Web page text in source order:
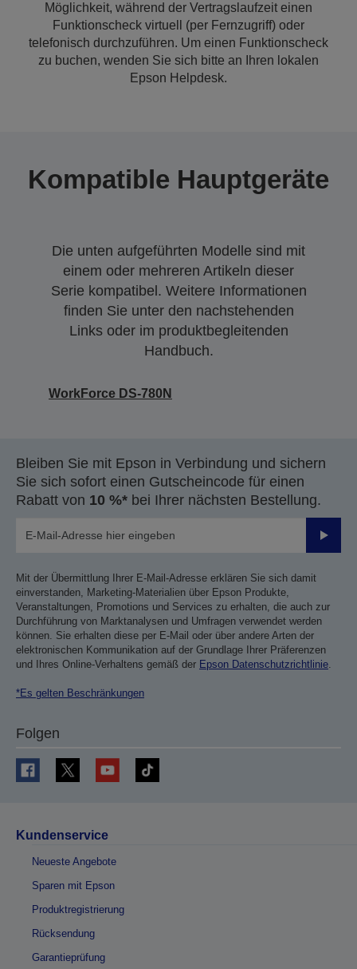
Möglichkeit, während der Vertragslaufzeit einen
Funktionscheck virtuell (per Fernzugriff) oder
telefonisch durchzuführen. Um einen Funktionscheck
zu buchen, wenden Sie sich bitte an Ihren lokalen
Epson Helpdesk.
Kompatible Hauptgeräte
Die unten aufgeführten Modelle sind mit
einem oder mehreren Artikeln dieser
Serie kompatibel. Weitere Informationen
finden Sie unter den nachstehenden
Links oder im produktbegleitenden
Handbuch.
WorkForce DS-780N
Bleiben Sie mit Epson in Verbindung und sichern
Sie sich sofort einen Gutscheincode für einen
Rabatt von 10 %* bei Ihrer nächsten Bestellung.
Mit der Übermittlung Ihrer E-Mail-Adresse erklären Sie sich damit
einverstanden, Marketing-Materialien über Epson Produkte,
Veranstaltungen, Promotions und Services zu erhalten, die auch zur
Durchführung von Marktanalysen und Umfragen verwendet werden
können. Sie erhalten diese per E-Mail oder über andere Arten der
elektronischen Kommunikation auf der Grundlage Ihrer Präferenzen
und Ihres Online-Verhaltens gemäß der Epson Datenschutzrichtlinie.
*Es gelten Beschränkungen
Folgen
Kundenservice
Neueste Angebote
Sparen mit Epson
Produktregistrierung
Rücksendung
Garantieprüfung